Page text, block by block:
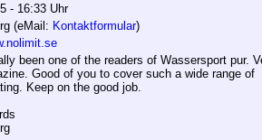
- 16:33 Uhr
(eMail: Kontaktformular)
been one of the readers of Wassersport pur.
Good of you to cover such a wide range of
Keep on the good job.